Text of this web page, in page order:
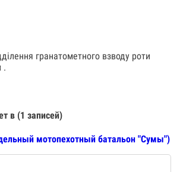
гранатометного взводу роти
.
в (1 записей)
мотопехотный батальон "Сумы")